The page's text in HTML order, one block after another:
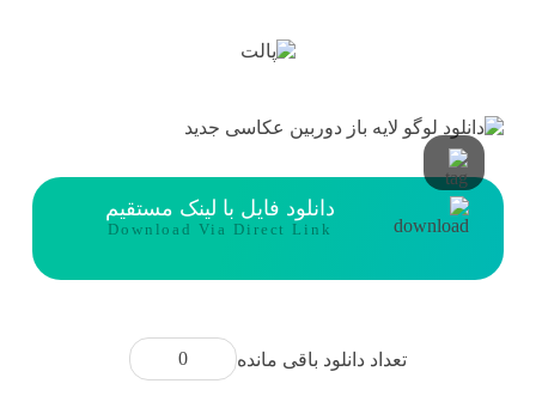
دانلود فایل با لینک مستقیم
Download Via Direct Link
تعداد دانلود باقی مانده 0